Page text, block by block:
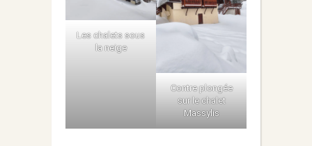
Les chalets sous
la neige
Contre plongée
sur le chalet
Massylis